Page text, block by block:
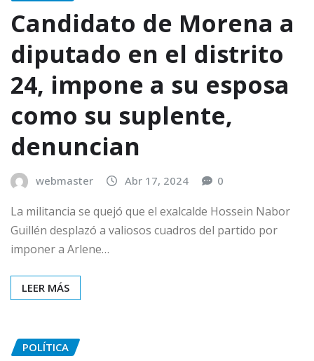
Candidato de Morena a
diputado en el distrito
24, impone a su esposa
como su suplente,
denuncian
webmaster Abr 17, 2024 0
La militancia se quejó que el exalcalde Hossein Nabor
Guillén desplazó a valiosos cuadros del partido por
imponer a Arlene…
LEER MÁS
POLÍTICA